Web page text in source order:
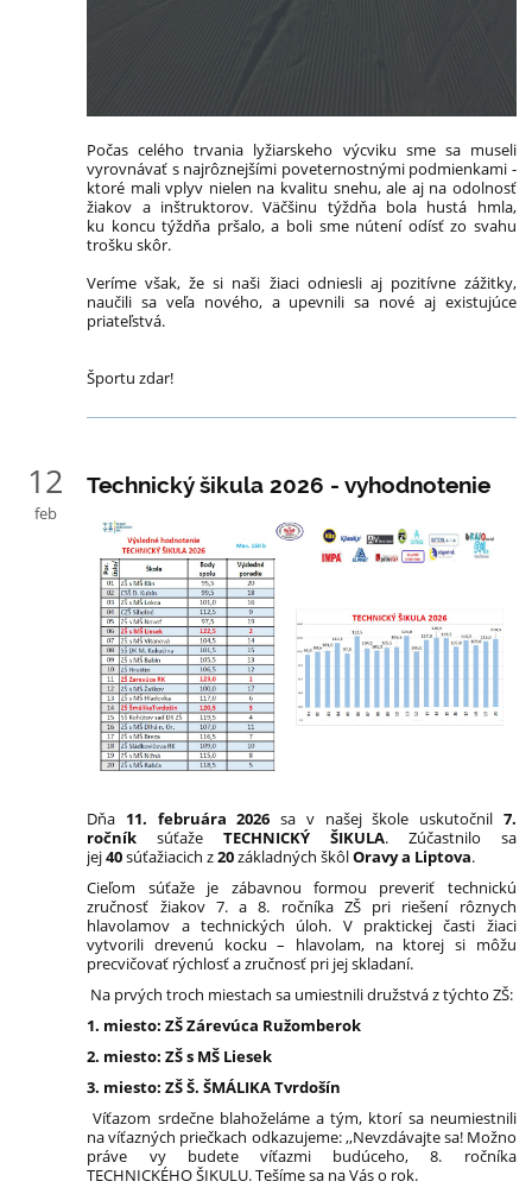
Počas celého trvania lyžiarskeho výcviku sme sa museli
vyrovnávať s najrôznejšími poveternostnými podmienkami -
ktoré mali vplyv nielen na kvalitu snehu, ale aj na odolnosť
žiakov a inštruktorov. Väčšinu týždňa bola hustá hmla,
ku koncu týždňa pršalo, a boli sme nútení odísť zo svahu
trošku skôr.
Veríme však, že si naši žiaci odniesli aj pozitívne zážitky,
naučili sa veľa nového, a upevnili sa nové aj existujúce
priateľstvá.
Športu zdar!
12
feb
Technický šikula 2026 - vyhodnotenie
Dňa 11. februára 2026sa v našej škole uskutočnil 7.
ročník súťažeTECHNICKÝ ŠIKULA. Zúčastnilo sa
jej40súťažiacich z20základných škôlOravy a Liptova.
Cieľom súťaže je zábavnou formou preveriť technickú
zručnosť žiakov 7. a 8. ročníka ZŠ pri riešení rôznych
hlavolamov a technických úloh. V praktickej časti žiaci
vytvorili drevenú kocku – hlavolam, na ktorej si môžu
precvičovať rýchlosť a zručnosť pri jej skladaní.
Na prvých troch miestach sa umiestnili družstvá z týchto ZŠ:
1. miesto: ZŠ Zárevúca Ružomberok
2. miesto: ZŠ s MŠ Liesek
3. miesto: ZŠ Š. ŠMÁLIKA Tvrdošín
Víťazom srdečne blahoželáme a tým, ktorí sa neumiestnili
na víťazných priečkach odkazujeme: ,,Nevzdávajte sa! Možno
práve vy budete víťazmi budúceho, 8. ročníka
TECHNICKÉHO ŠIKULU. Tešíme sa na Vás o rok.